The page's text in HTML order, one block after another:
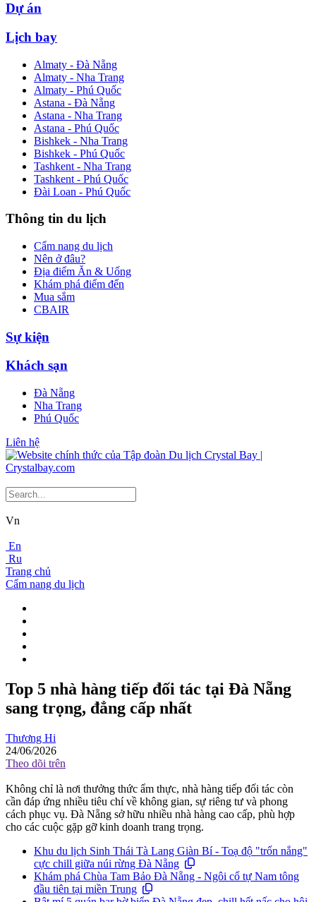
Dự án
Lịch bay
Almaty - Đà Nẵng
Almaty - Nha Trang
Almaty - Phú Quốc
Astana - Đà Nẵng
Astana - Nha Trang
Astana - Phú Quốc
Bishkek - Nha Trang
Bishkek - Phú Quốc
Tashkent - Nha Trang
Tashkent - Phú Quốc
Đài Loan - Phú Quốc
Thông tin du lịch
Cẩm nang du lịch
Nên ở đâu?
Địa điểm Ăn & Uống
Khám phá điểm đến
Mua sắm
CBAIR
Sự kiện
Khách sạn
Đà Nẵng
Nha Trang
Phú Quốc
Liên hệ
Vn
En
Ru
Trang chủ
Cẩm nang du lịch
Top 5 nhà hàng tiếp đối tác tại Đà Nẵng
sang trọng, đẳng cấp nhất
Thương Hi
24/06/2026
Theo dõi trên
Không chỉ là nơi thưởng thức ẩm thực, nhà hàng tiếp đối tác còn
cần đáp ứng nhiều tiêu chí về không gian, sự riêng tư và phong
cách phục vụ. Đà Nẵng sở hữu nhiều nhà hàng cao cấp, phù hợp
cho các cuộc gặp gỡ kinh doanh trang trọng.
Khu du lịch Sinh Thái Tà Lang Giàn Bí - Toạ độ "trốn nắng"
cực chill giữa núi rừng Đà Nẵng
Khám phá Chùa Tam Bảo Đà Nẵng - Ngôi cổ tự Nam tông
đầu tiên tại miền Trung